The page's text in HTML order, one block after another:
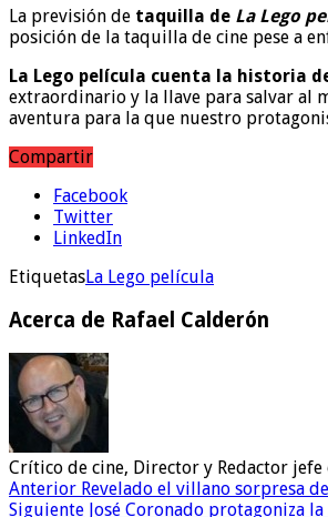
La previsión de taquilla de La Lego
posición de la taquilla de cine pese a
La Lego película cuenta la historia
extraordinario y la llave para salvar al
aventura para la que nuestro
Compartir
Facebook
Twitter
LinkedIn
EtiquetasLa Lego película
Acerca de Rafael Calderón
Crítico de cine, Director y Redactor
Anterior Revelado el villano sorpresa
Siguiente José Coronado protagoniza